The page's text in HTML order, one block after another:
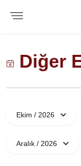
Diğer
Ekim / 2026
Aralık / 2026